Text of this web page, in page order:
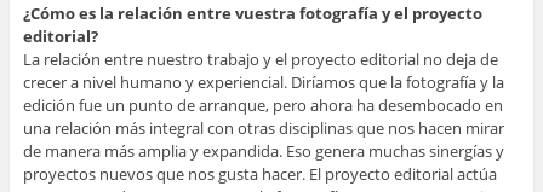
¿Cómo es la relación entre vuestra fotografía y el proyecto
editorial?
La relación entre nuestro trabajo y el proyecto editorial no deja de
crecer a nivel humano y experiencial. Diríamos que la fotografía y la
edición fue un punto de arranque, pero ahora ha desembocado en
una relación más integral con otras disciplinas que nos hacen mirar
de manera más amplia y expandida. Eso genera muchas sinergías y
proyectos nuevos que nos gusta hacer. El proyecto editorial actúa